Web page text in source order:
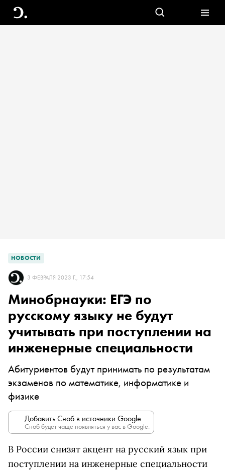
НОВОСТИ
3 ФЕВРАЛЯ 2023 Г., 17:54
Минобрнауки: ЕГЭ по
русскому языку не будут
учитывать при поступлении на
инженерные специальности
Абитуриентов будут принимать по результатам
экзаменов по математике, информатике и
физике
Добавить Сноб в источники Google
Сноб будет чаще появляться у вас в Google.
В России снизят акцент на русский язык при
поступлении на инженерные специальности